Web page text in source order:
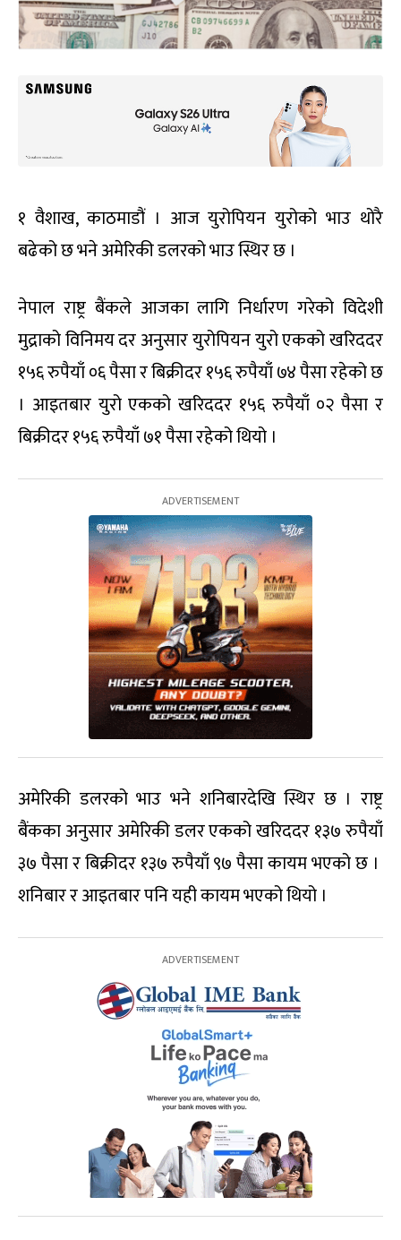
१ वैशाख, काठमाडौं । आज युरोपियन युरोको भाउ थोरै
बढेको छ भने अमेरिकी डलरको भाउ स्थिर छ ।
नेपाल राष्ट्र बैंकले आजका लागि निर्धारण गरेको विदेशी
मुद्राको विनिमय दर अनुसार युरोपियन युरो एकको खरिददर
१५६ रुपैयाँ ०६ पैसा र बिक्रीदर १५६ रुपैयाँ ७४ पैसा रहेको छ
। आइतबार युरो एकको खरिददर १५६ रुपैयाँ ०२ पैसा र
बिक्रीदर १५६ रुपैयाँ ७१ पैसा रहेको थियो ।
अमेरिकी डलरको भाउ भने शनिबारदेखि स्थिर छ । राष्ट्र
बैंकका अनुसार अमेरिकी डलर एकको खरिददर १३७ रुपैयाँ
३७ पैसा र बिक्रीदर १३७ रुपैयाँ ९७ पैसा कायम भएको छ ।
शनिबार र आइतबार पनि यही कायम भएको थियो ।